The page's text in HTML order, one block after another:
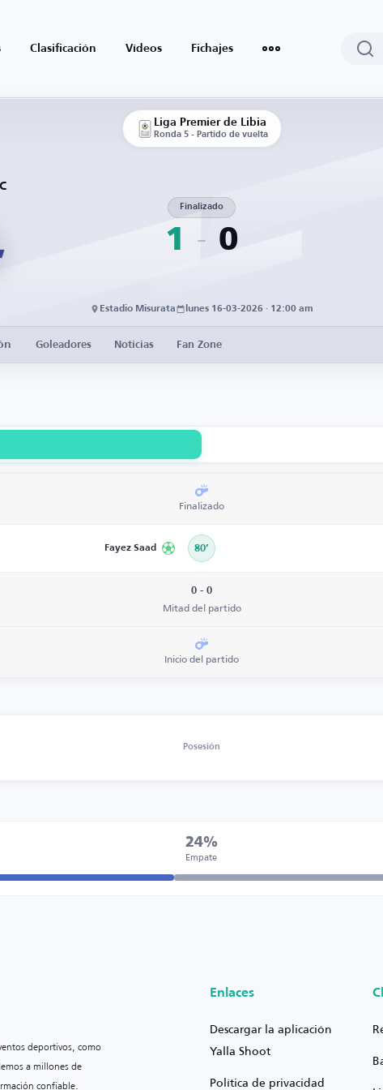
Clasificación Vídeos Fichajes
Liga Premier de Libia
Ronda 5 - Partido de vuelta
1
Finalizado
0
Estadio Misurata lunes 16-03-2026 · 12:00 am
Goleadores Noticias Fan Zone
Finalizado
Fayez Saad 80’
0 - 0
Mitad del partido
Inicio del partido
Posesión
24%
Empate
deportivos, como
a millones de
confiable.
Enlaces
Descargar la aplicación
Yalla Shoot
Política de privacidad